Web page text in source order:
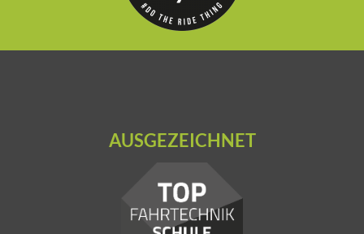
AUSGEZEICHNET